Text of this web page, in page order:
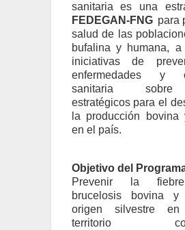
sanitaria es una
FEDEGAN-FNGpara
salud de las
bufalina y humana,
iniciativas de
enfermedades y
sanitaria
estratégicos para el
la producción bovina
en el país.
Objetivo del
Prevenir la
brucelosis bovina
origen silvestre
territorio